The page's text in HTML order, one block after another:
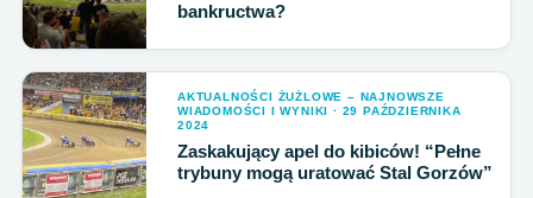
bankructwa?
AKTUALNOŚCI ŻUŻLOWE – NAJNOWSZE
WIADOMOŚCI I WYNIKI · 29 PAŹDZIERNIKA
2024
Zaskakujący apel do kibiców! “Pełne
trybuny mogą uratować Stal Gorzów”